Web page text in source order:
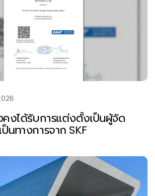
งได้รับการแต่งตั้งเป็นผู้จัด
นทางการจาก SKF